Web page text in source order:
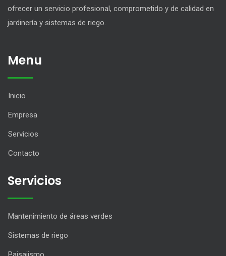
ofrecer un servicio profesional, comprometido y de calidad en
jardinería y sistemas de riego.
Menu
Inicio
Empresa
Servicios
Contacto
Servicios
Mantenimiento de áreas verdes
Sistemas de riego